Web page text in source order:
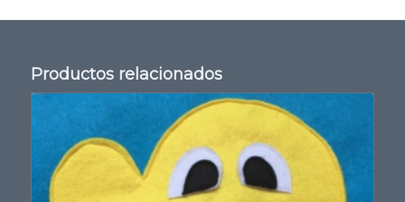
Productos relacionados